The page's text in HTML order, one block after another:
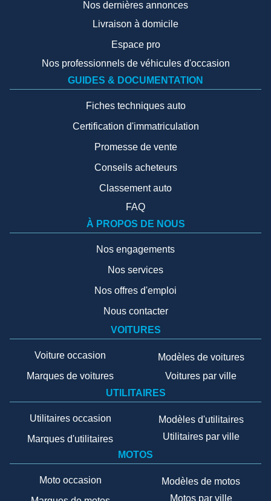
Nos dernières annonces
Livraison à domicile
Espace pro
Nos professionnels de véhicules d'occasion
GUIDES & DOCUMENTATION
Fiches techniques auto
Certification d'immatriculation
Promesse de vente
Conseils acheteurs
Classement auto
FAQ
À PROPOS DE NOUS
Nos engagements
Nos services
Nos offres d'emploi
Nous contacter
VOITURES
Voiture occasion
Marques de voitures
Modèles de voitures
Voitures par ville
UTILITAIRES
Utilitaires occasion
Marques d'utilitaires
Modèles d'utilitaires
Utilitaires par ville
MOTOS
Moto occasion
Modèles de motos
Motos par ville